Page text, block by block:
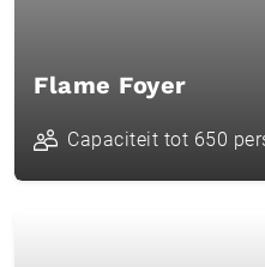
Flame Foyer
Capaciteit tot 650